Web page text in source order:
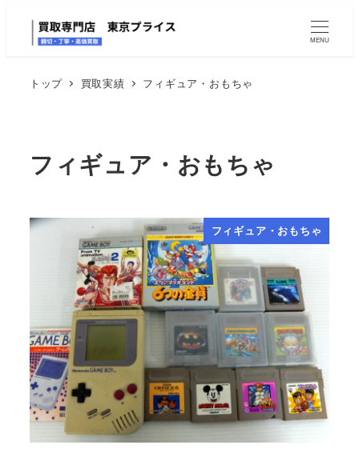
MENU
トップ 買取実績 フィギュア・おもちゃ
フィギュア・おもちゃ
フィギュア・おもちゃ